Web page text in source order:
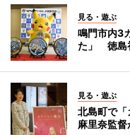
見る・遊ぶ
鳴門市内3
た」 徳島
見る・遊ぶ
北島町で
麻里奈監